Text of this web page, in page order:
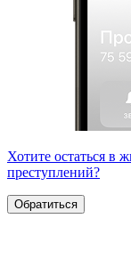
Хотите остаться в
преступлений?
Обратиться